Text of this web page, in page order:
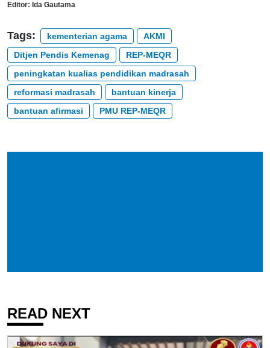
Editor: Ida Gautama
Tags: kementerian agama
AKMI
Ditjen Pendis Kemenag
REP-MEQR
peningkatan kualias pendidikan madrasah
reformasi madrasah
bantuan kinerja
bantuan afirmasi
PMU REP-MEQR
READ NEXT